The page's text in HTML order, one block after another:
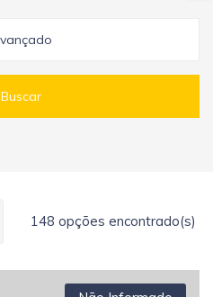
Buscar
148 opções encontrado(s)